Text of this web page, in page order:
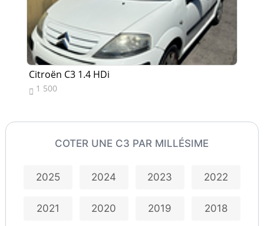
Citroën C3 1.4 HDi
 1 500
COTER UNE C3 PAR MILLÉSIME
2025 2024 2023 2022
2021 2020 2019 2018